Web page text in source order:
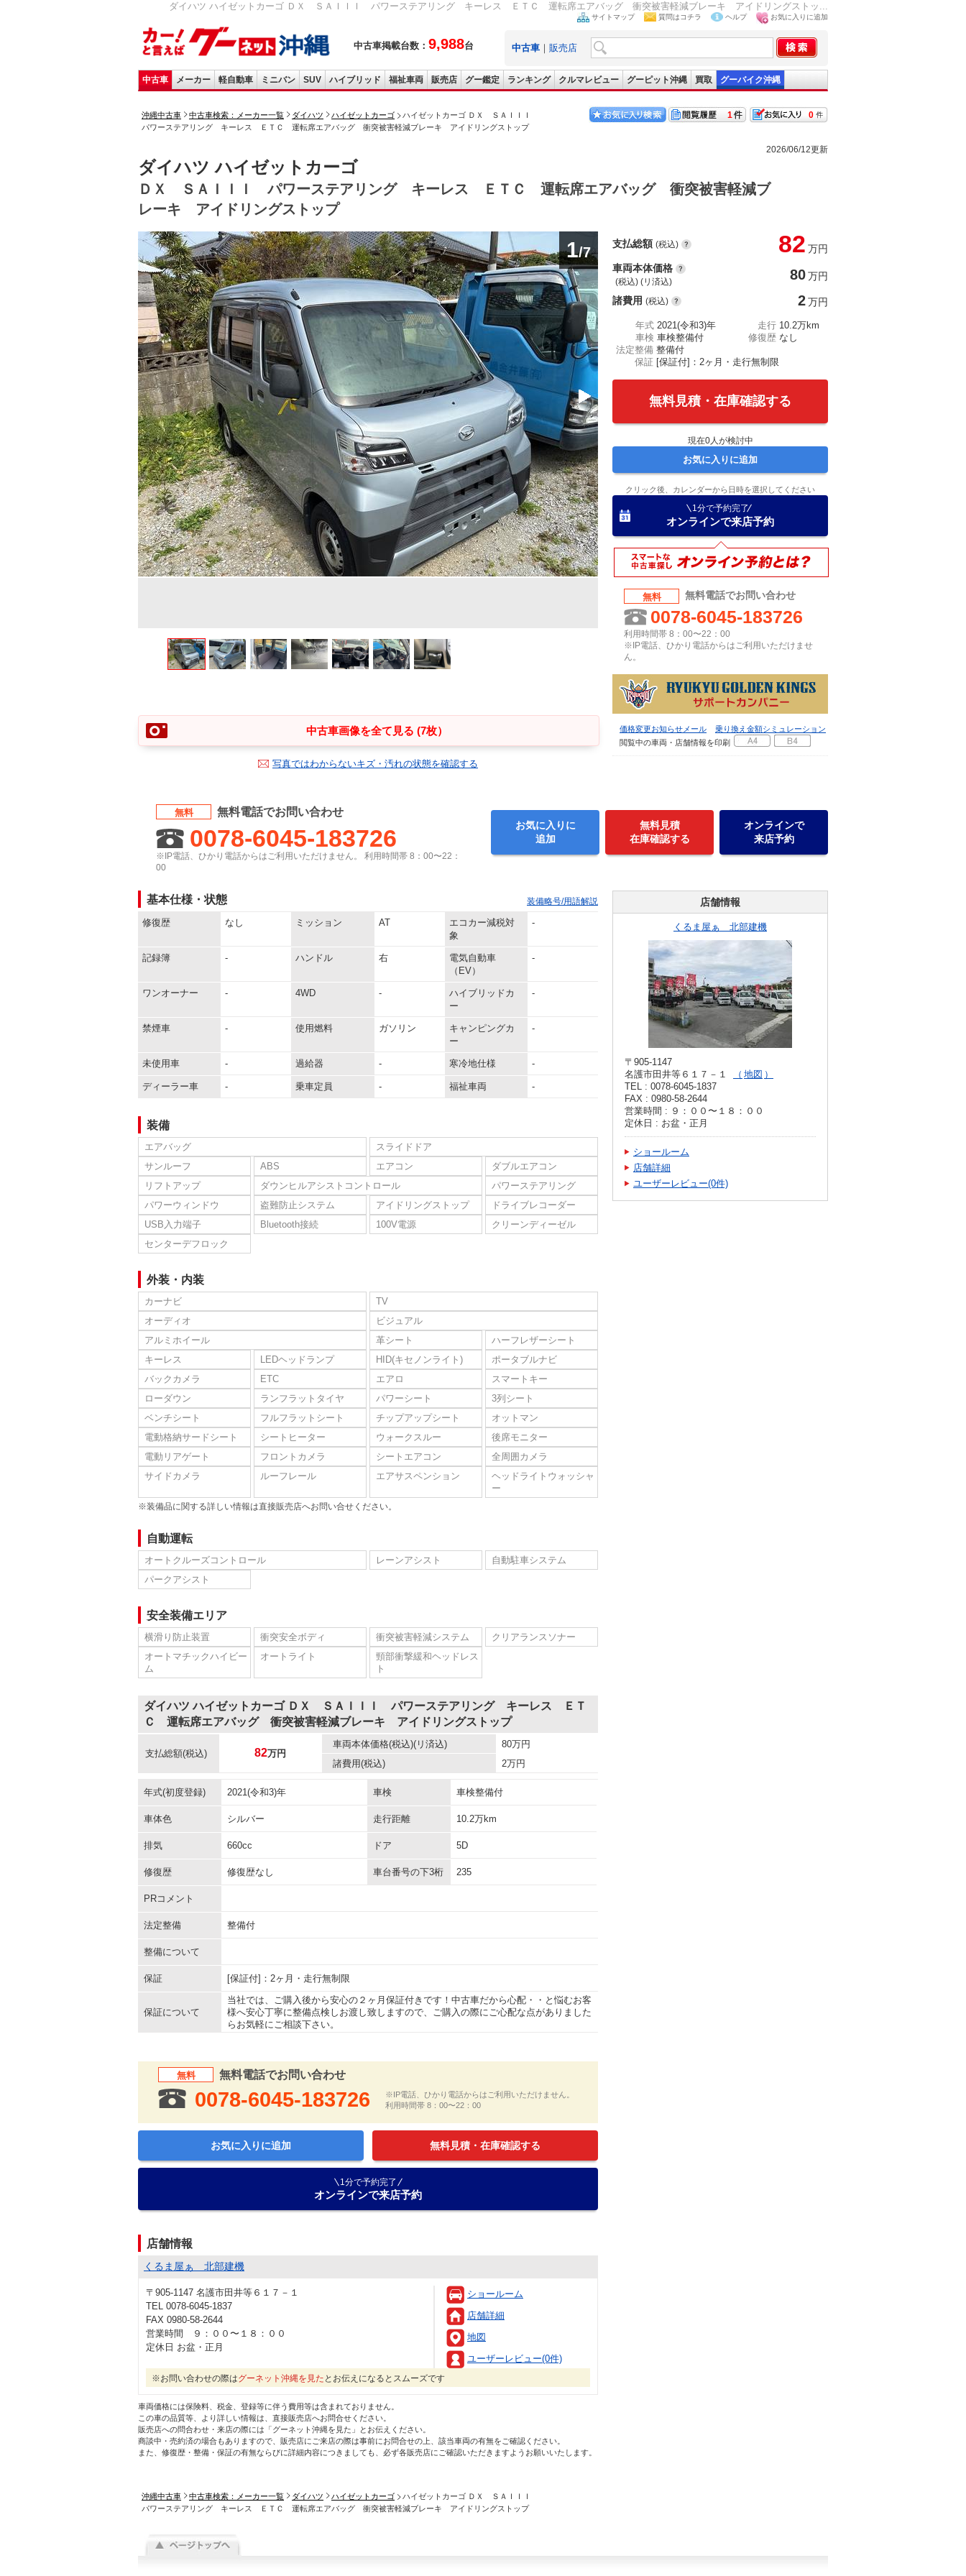
ダイハツ ハイゼットカーゴ ＤＸ ＳＡＩＩＩ パワーステアリング キーレス ＥＴＣ 運転席エアバッグ 衝突被害軽減ブレーキ アイドリングストッ...
中古車掲載台数： 9,988台
サイトマップ 質問はコチラ ヘルプ お気に入りに追加
中古車 ｜ 販売店
中古車 メーカー 軽自動車 ミニバン SUV ハイブリッド 福祉車両 販売店 グー鑑定 ランキング クルマレビュー グーピット沖縄 買取 グーバイク沖縄
沖縄中古車 中古車検索：メーカー一覧 ダイハツ ハイゼットカーゴ
ハイゼットカーゴ ＤＸ ＳＡＩＩＩ
パワーステアリング キーレス ＥＴＣ 運転席エアバッグ 衝突被害軽減ブレーキ アイドリングストップ
0
1
2026/06/12更新
ダイハツ ハイゼットカーゴ
ＤＸ ＳＡＩＩＩ パワーステアリング キーレス ＥＴＣ 運転席エアバッグ 衝突被害軽減ブ
レーキ アイドリングストップ
1/7
中古車画像を全て見る (7枚）
写真ではわからないキズ・汚れの状態を確認する
支払総額 (税込) 82 万円
車両本体価格
(税込) (リ済込) 80万円
諸費用 (税込) 2万円
年式 2021(令和3)年 走行 10.2万km
車検 車検整備付 修復歴 なし
法定整備 整備付
保証 [保証付]：2ヶ月・走行無制限
無料見積・在庫確認する
現在0人が検討中
お気に入りに追加
クリック後、カレンダーから日時を選択してください
1分で予約完了
オンラインで来店予約
無料 無料電話でお問い合わせ
0078-6045-183726
利用時間帯 8：00〜22：00
※IP電話、ひかり電話からはご利用いただけませ
ん。
価格変更お知らせメール
乗り換え金額シミュレーション
閲覧中の車両・店舗情報を印刷
無料 無料電話でお問い合わせ
0078-6045-183726
※IP電話、ひかり電話からはご利用いただけません。 利用時間帯 8：00〜22：
00
お気に入りに
追加
無料見積
在庫確認する
オンラインで
来店予約
基本仕様・状態 装備略号/用語解説
修復歴 なし ミッション AT
エコカー減税対
象
-
記録簿 - ハンドル 右
電気自動車
（EV）
-
ワンオーナー - 4WD -
ハイブリッドカ
ー
-
禁煙車 - 使用燃料 ガソリン
キャンピングカ
ー
-
未使用車 - 過給器 - 寒冷地仕様 -
ディーラー車 - 乗車定員 - 福祉車両 -
装備
エアバッグ
スライドドア
サンルーフ
ABS エアコン
ダブルエアコン
リフトアップ
ダウンヒルアシストコントロール
パワーステアリング
パワーウィンドウ
盗難防止システム アイドリングストップ
ドライブレコーダー
USB入力端子
Bluetooth接続 100V電源
クリーンディーゼル
センターデフロック
外装・内装
カーナビ
TV
オーディオ
ビジュアル
アルミホイール
革シート
ハーフレザーシート
キーレス
LEDヘッドランプ HID(キセノンライト)
ポータブルナビ
バックカメラ
ETC エアロ
スマートキー
ローダウン
ランフラットタイヤ パワーシート
3列シート
ベンチシート
フルフラットシート チップアップシート
オットマン
電動格納サードシート
シートヒーター ウォークスルー
後席モニター
電動リアゲート
フロントカメラ シートエアコン
全周囲カメラ
サイドカメラ
ルーフレール エアサスペンション
ヘッドライトウォッシャ
ー
※装備品に関する詳しい情報は直接販売店へお問い合せください。
自動運転
オートクルーズコントロール レーンアシスト
自動駐車システム
パークアシスト
安全装備エリア
横滑り防止装置 衝突安全ボディ 衝突被害軽減システム
クリアランスソナー
オートマチックハイビー
ム
オートライト
頸部衝撃緩和ヘッドレス
ト
ダイハツ ハイゼットカーゴ ＤＸ ＳＡＩＩＩ パワーステアリング キーレス ＥＴ
Ｃ 運転席エアバッグ 衝突被害軽減ブレーキ アイドリングストップ
支払総額(税込) 82万円
車両本体価格(税込)(リ済込) 80万円
諸費用(税込) 2万円
年式(初度登録) 2021(令和3)年 車検 車検整備付
車体色 シルバー 走行距離 10.2万km
排気 660cc ドア 5D
修復歴 修復歴なし 車台番号の下3桁 235
PRコメント
法定整備 整備付
整備について
保証 [保証付]：2ヶ月・走行無制限
保証について
当社では、ご購入後から安心の２ヶ月保証付きです！中古車だから心配・・と悩むお客
様へ安心丁寧に整備点検しお渡し致しますので、ご購入の際にご心配な点がありました
らお気軽にご相談下さい。
無料 無料電話でお問い合わせ
0078-6045-183726
※IP電話、ひかり電話からはご利用いただけません。
利用時間帯 8：00〜22：00
お気に入りに追加 無料見積・在庫確認する
1分で予約完了
オンラインで来店予約
店舗情報
くるま屋ぁ 北部建機
〒905-1147 名護市田井等６１７－１
TEL 0078-6045-1837
FAX 0980-58-2644
営業時間 ９：００〜１８：００
定休日 お盆・正月
ショールーム
店舗詳細
地図
ユーザーレビュー(0件)
※お問い合わせの際はグーネット沖縄を見た とお伝えになるとスムーズです
車両価格には保険料、税金、登録等に伴う費用等は含まれておりません。
この車の品質等、より詳しい情報は、直接販売店へお問合せください。
販売店への問合わせ・来店の際には「グーネット沖縄を見た」とお伝えください。
商談中・売約済の場合もありますので、販売店にご来店の際は事前にお問合せの上、該当車両の有無をご確認ください。
また、修復歴・整備・保証の有無ならびに詳細内容につきましても、必ず各販売店にご確認いただきますようお願いいたします。
店舗情報
くるま屋ぁ 北部建機
〒905-1147
名護市田井等６１７－１
地図
TEL : 0078-6045-1837
FAX : 0980-58-2644
営業時間 : ９：００〜１８：００
定休日 : お盆・正月
ショールーム
店舗詳細
ユーザーレビュー(0件)
沖縄中古車 中古車検索：メーカー一覧 ダイハツ ハイゼットカーゴ
ハイゼットカーゴ ＤＸ ＳＡＩＩＩ
パワーステアリング キーレス ＥＴＣ 運転席エアバッグ 衝突被害軽減ブレーキ アイドリングストップ